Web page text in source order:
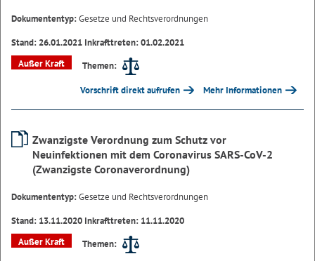
Dokumententyp:Gesetze und Rechtsverordnungen
Stand: 26.01.2021 Inkrafttreten: 01.02.2021
Außer Kraft
Themen:
Vorschrift direkt aufrufen Mehr Informationen
Zwanzigste Verordnung zum Schutz vor
Neuinfektionen mit dem Coronavirus SARS-CoV-2
(Zwanzigste Coronaverordnung)
Dokumententyp:Gesetze und Rechtsverordnungen
Stand: 13.11.2020 Inkrafttreten: 11.11.2020
Außer Kraft
Themen: